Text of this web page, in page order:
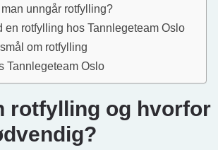
unngår rotfylling?
en rotfylling hos Tannlegeteam Oslo
om rotfylling
Tannlegeteam Oslo
rotfylling og hvorfor